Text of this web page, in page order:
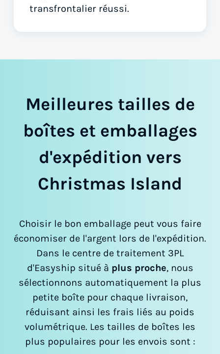
transfrontalier réussi.
Meilleures tailles de
boîtes et emballages
d'expédition vers
Christmas Island
Choisir le bon emballage peut vous faire
économiser de l'argent lors de l'expédition.
Dans le centre de traitement 3PL
d'Easyship situé à plus proche, nous
sélectionnons automatiquement la plus
petite boîte pour chaque livraison,
réduisant ainsi les frais liés au poids
volumétrique. Les tailles de boîtes les
plus populaires pour les envois sont :